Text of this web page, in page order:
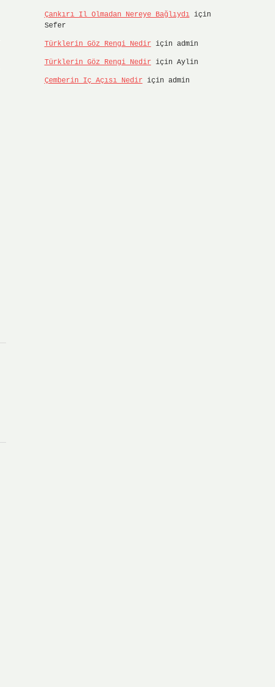
Çankırı Il Olmadan Nereye Bağlıydıiçin
Sefer
Türklerin Göz Rengi Nedir için admin
Türklerin Göz Rengi Nedir için Aylin
Çemberin Iç Açısı Nedir için admin